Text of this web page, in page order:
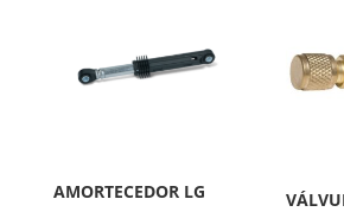
AMORTECEDOR LG